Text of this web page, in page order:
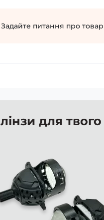
питання про товар
для твого